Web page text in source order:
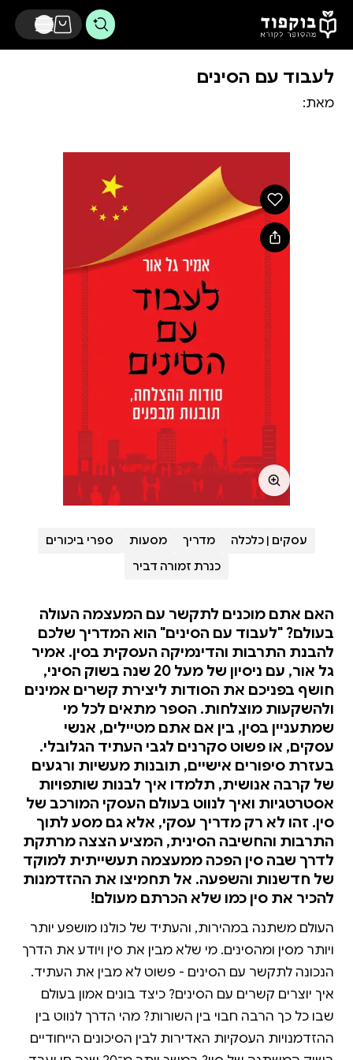
דלג לתוכן הראשי
לעבוד עם הסינים
מאת:
עסקים | כלכלה מדריך מסעות
ספרי ביכורים
כנרת זמורה דביר
האם אתם מוכנים לתקשר עם המעצמה העולה
בעולם? "לעבוד עם הסינים" הוא המדריך שלכם
להבנת התרבות והדינמיקה העסקית בסין. אמיר
גל אור, עם ניסיון של מעל 20 שנה בשוק הסיני,
חושף בפניכם את הסודות ליצירת קשרים אמינים
ולהשקעות מוצלחות. הספר מתאים לכל מי
שמתעניין בסין, בין אם אתם מטיילים, אנשי
עסקים, או פשוט סקרנים לגבי העתיד הגלובלי.
בעזרת סיפורים אישיים, תובנות מעשיות ורגעים
של קרבה אנושית, תלמדו איך לבנות שותפויות
אסטרטגיות ואיך לנווט בעולם העסקי המורכב של
סין. זהו לא רק מדריך עסקי, אלא גם מסע לתוך
התרבות והחשיבה הסינית, המציע הצצה מרתקת
לדרך שבה סין הפכה ממעצמה תעשייתית למוקד
של חדשנות והשפעה. אל תחמיצו את ההזדמנות
להכיר את סין כמו שלא הכרתם מעולם!
העולם משתנה במהירות, והעתיד של כולנו מושפע יותר
ויותר מסין ומהסינים. מי שלא מבין את סין ויודע את הדרך
הנכונה לתקשר עם הסינים - פשוט לא מבין את העתיד.
איך יוצרים קשרים עם הסינים? כיצד בונים אמון בעולם
שבו כל כך הרבה חבוי בין השורות? מהי הדרך לנווט בין
ההזדמנויות העסקיות האדירות לבין הסיכונים הייחודיים